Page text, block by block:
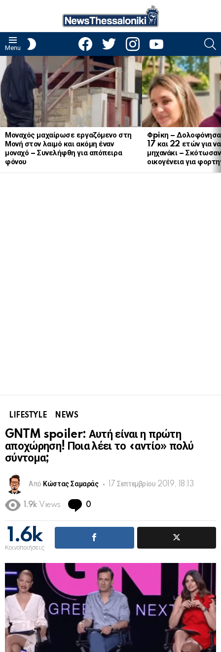
Menu
facebooktwitter instagramyoutube
LATEST
STORIES
Μοναχός μαχαίρωσε εργαζόμενο στη
Μονή στον λαιμό και ακόμη έναν
μοναχό – Συνελήφθη για απόπειρα
φόνου
Φpiκη –
17 και 22 ετών για
μηχανάκι – Σκότωσαν
οικογένεια για
LIFESTYLE NEWS
GNTM spoiler: Αυτή είναι η πρώτη
αποχώρηση! Ποια λέει το «αντίο» πολύ
σύντομα;
Από Κώστας Σαμαράς 17 Σεπτεμβρίου 2019, 18:13
1.9k Views 0
1.6k
Κοινοποιήσεις